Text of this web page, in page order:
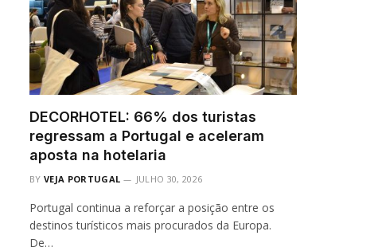
DECORHOTEL: 66% dos turistas
regressam a Portugal e aceleram
aposta na hotelaria
BY VEJA PORTUGAL JULHO 30, 2026
Portugal continua a reforçar a posição entre os
destinos turísticos mais procurados da Europa.
De…